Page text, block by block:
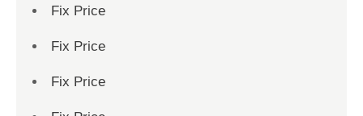
Fix Price
Fix Price
Fix Price